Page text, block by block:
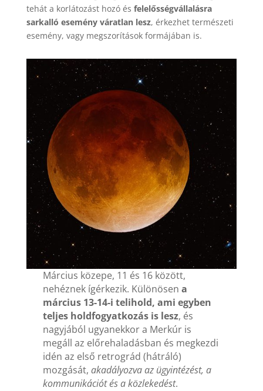
tehát a korlátozást hozó és felelősségvállalásra
sarkalló esemény váratlan lesz, érkezhet természeti
esemény, vagy megszorítások formájában is.
Március közepe, 11 és 16 között,
nehéznek ígérkezik. Különösena
március 13-14-i telihold, ami egyben
teljes holdfogyatkozás is lesz, és
nagyjából ugyanekkor a Merkúr is
megáll az előrehaladásban és megkezdi
idén az első retrográd (hátráló)
mozgását,akadályozva az ügyintézést, a
kommunikációt és a közlekedést.